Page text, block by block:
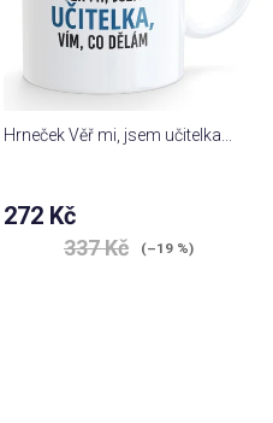
Hrneček Věř mi, jsem učitelka...
272 Kč
337 Kč (–19 %)